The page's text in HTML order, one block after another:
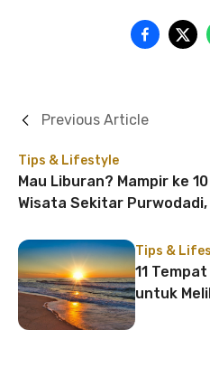
Tips & Lifestyle
Mau Liburan? Mampir ke
Wisata Sekitar Purwodadi,
Previous Article
Tips &
11
untuk